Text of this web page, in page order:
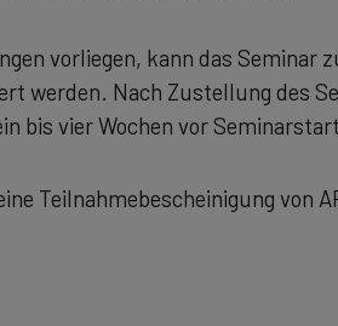
vorliegen, kann das Seminar
werden. Nach Zustellung des
bis vier Wochen vor
Teilnahmebescheinigung von